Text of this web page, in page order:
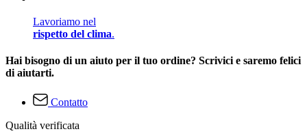
Lavoriamo nel
rispetto del clima.
Hai bisogno di un aiuto per il tuo ordine? Scrivici e saremo felici
di aiutarti.
Contatto
Qualità verificata